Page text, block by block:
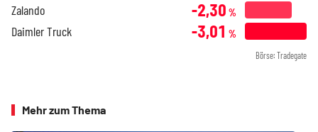
Zalando -2,30 %
Daimler Truck -3,01 %
Börse: Tradegate
Mehr zum Thema